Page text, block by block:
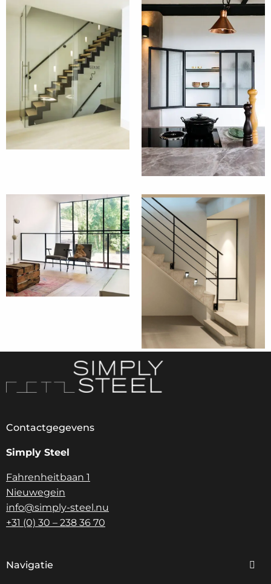
Contactgegevens
Simply Steel
Fahrenheitbaan 1
Nieuwegein
info@simply-steel.nu
+31 (0) 30 – 238 36 70
Navigatie